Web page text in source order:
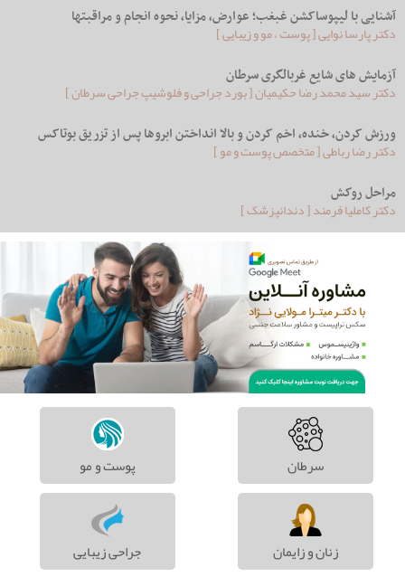
آشنایی با لیپوساکشن غبغب؛ عوارض، مزایا، نحوه انجام و مراقبتها
دکتر پارسا نوایی [ پوست ، مو و زیبایی ]
آزمایش های شایع غربالگری سرطان
دکتر سید محمد رضا حکیمیان [ بورد جراحی و فلوشیپ جراحی سرطان ]
ورزش کردن، خنده، اخم کردن و بالا انداختن ابروها پس از تزریق بوتاکس
دکتر رضا رباطی [ متخصص پوست و مو ]
مراحل روکش
دکتر کاملیا فرمند [ دندانپزشک ]
سرطان پوست و مو
زنان و زایمان جراحی زیبایی